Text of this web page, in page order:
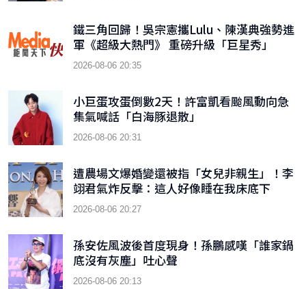
鐵三角回歸！吳宗憲攜Lulu、陳漢典強勢進
軍《超級大熱門》 重磅升級「巨星秀」
2026-08-06 20:35
小巨蛋攻蛋倒數2天！許富凱看颱風動向急
集氣喊話「白海豚退散」
2026-08-06 20:31
遭農場文爆婚變還被指「女兒非親生」！李
翊君氣炸反擊：這人好像睡在我床底下
2026-08-06 20:27
孫安佐風波後首度現身！孫鵬感嘆「誰家鍋
底沒有灰塵」吐心聲
2026-08-06 20:13